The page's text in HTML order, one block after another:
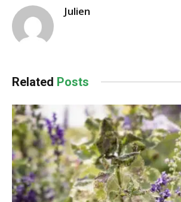
Julien
Related Posts